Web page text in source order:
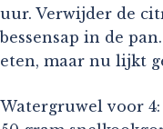
uur. Verwijder de
bessensap in de
eten, maar nu lijkt
Watergruwel voor 4: